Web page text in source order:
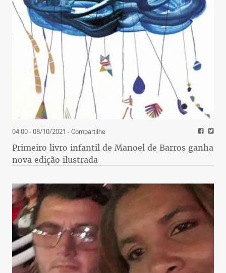
04:00 - 08/10/2021 - Compartilhe
Primeiro livro infantil de Manoel de Barros ganha
nova edição ilustrada